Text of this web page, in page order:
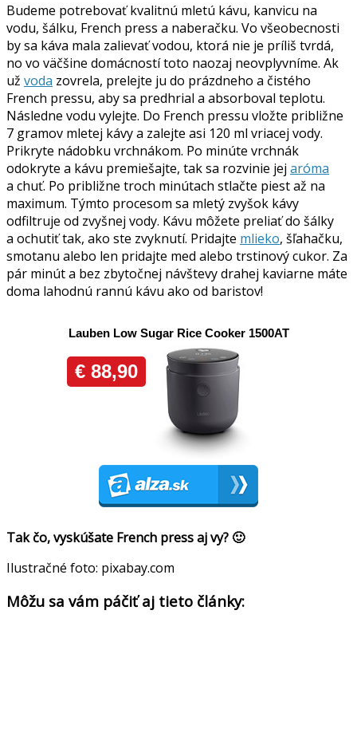
Budeme potrebovať kvalitnú mletú kávu, kanvicu na
vodu, šálku, French press a naberačku. Vo všeobecnosti
by sa káva mala zalievať vodou, ktorá nie je príliš tvrdá,
no vo väčšine domácností toto naozaj neovplyvníme. Ak
už voda zovrela, prelejte ju do prázdneho a čistého
French pressu, aby sa predhrial a absorboval teplotu.
Následne vodu vylejte. Do French pressu vložte približne
7 gramov mletej kávy a zalejte asi 120 ml vriacej vody.
Prikryte nádobku vrchnákom. Po minúte vrchnák
odokryte a kávu premiešajte, tak sa rozvinie jej aróma
a chuť. Po približne troch minútach stlačte piest až na
maximum. Týmto procesom sa mletý zvyšok kávy
odfiltruje od zvyšnej vody. Kávu môžete preliať do šálky
a ochutiť tak, ako ste zvyknutí. Pridajte mlieko, šľahačku,
smotanu alebo len pridajte med alebo trstinový cukor. Za
pár minút a bez zbytočnej návštevy drahej kaviarne máte
doma lahodnú rannú kávu ako od baristov!
Tak čo, vyskúšate French press aj vy? 🙂
Ilustračné foto: pixabay.com
Môžu sa vám páčiť aj tieto články: